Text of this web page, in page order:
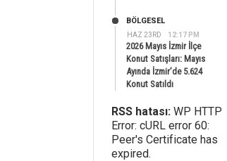
HAZ 23RD 12:17 PM
BÖLGESEL
2026 Mayıs İzmir İlçe
Konut Satışları: Mayıs
Ayında İzmir’de 5.624
Konut Satıldı
RSS hatası: WP HTTP
Error: cURL error 60:
Peer's Certificate has
expired.